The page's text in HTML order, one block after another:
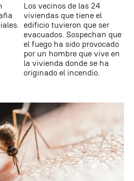
Los vecinos de las 24
viviendas que tiene el
edificio tuvieron que ser
evacuados. Sospechan que
el fuego ha sido provocado
por un hombre que vive en
la vivienda donde se ha
originado el incendio.